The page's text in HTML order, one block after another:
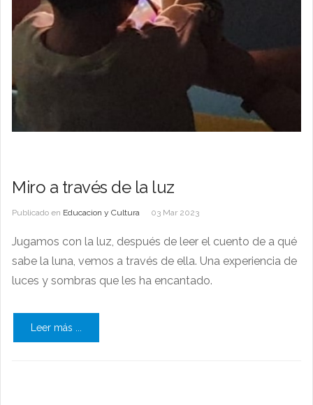
Miro a través de la luz
Publicado en Educacion y Cultura 03 Mar 2023
Jugamos con la luz, después de leer el cuento de a qué
sabe la luna, vemos a través de ella. Una experiencia de
luces y sombras que les ha encantado.
Leer más ...